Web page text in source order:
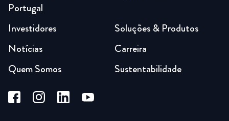
Soluções & Produtos
Carreira
Sustentabilidade
Investidores
Notícias
Quem Somos
Portugal